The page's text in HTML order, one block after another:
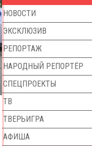
НОВОСТИ
ЭКСКЛЮЗИВ
РЕПОРТАЖ
НАРОДНЫЙ РЕПОРТЁР
СПЕЦПРОЕКТЫ
ТВ
ТВЕРЬИГРА
АФИША